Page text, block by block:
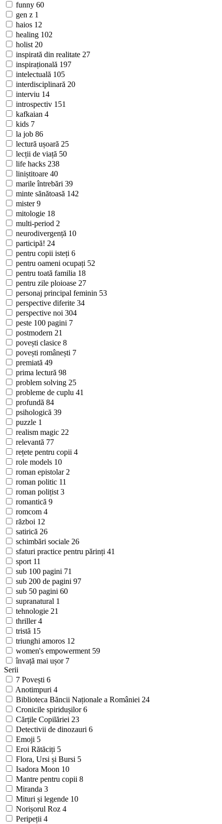
funny 60
gen z 1
haios 12
healing 102
holist 20
inspirată din realitate 27
inspirațională 197
intelectuală 105
interdisciplinară 20
interviu 14
introspectiv 151
kafkaian 4
kids 7
la job 86
lectură ușoară 25
lecții de viață 50
life hacks 238
liniștitoare 40
marile întrebări 39
minte sănătoasă 142
mister9
mitologie 18
multi-period 2
neurodivergență 10
participă! 24
pentru copii isteți 6
pentru oameni ocupați 52
pentru toată familia 18
pentru zile ploioase 27
personaj principal feminin 53
perspective diferite 34
perspective noi 304
peste 100 pagini 7
postmodern 21
povești clasice 8
povești românești 7
premiată 49
prima lectură 98
problem solving 25
probleme de cuplu 41
profundă 84
psihologică 39
puzzle 1
realism magic 22
relevantă 77
rețete pentru copii 4
role models 10
roman epistolar 2
roman politic 11
roman polițist 3
romantică 9
romcom 4
război 12
satirică 26
schimbări sociale 26
sfaturi practice pentru părinți 41
sport 11
sub 100 pagini 71
sub 200 de pagini 97
sub 50 pagini 60
supranatural 1
tehnologie 21
thriller4
tristă 15
triunghi amoros 12
women's empowerment 59
învață mai ușor 7
Serii
7 Povești 6
Anotimpuri 4
Biblioteca Băncii Naționale a României 24
Cronicile spiridușilor6
Cărțile Copilăriei 23
Detectivii de dinozauri 6
Emoji 5
Eroi Rătăciți 5
Flora, Ursi și Bursi 5
Isadora Moon 10
Mantre pentru copii 8
Miranda 3
Mituri și legende 10
Norișorul Roz 4
Peripeții 4